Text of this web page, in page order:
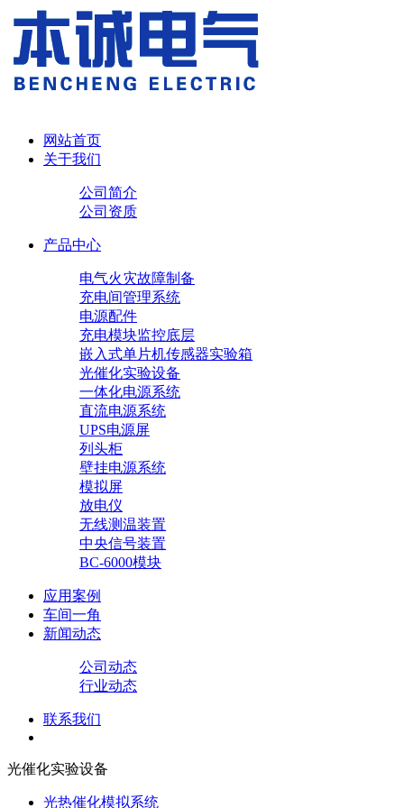
网站首页
关于我们
公司简介
公司资质
产品中心
电气火灾故障制备
充电间管理系统
电源配件
充电模块监控底层
嵌入式单片机传感器实验箱
光催化实验设备
一体化电源系统
直流电源系统
UPS电源屏
列头柜
壁挂电源系统
模拟屏
放电仪
无线测温装置
中央信号装置
BC-6000模块
应用案例
车间一角
新闻动态
公司动态
行业动态
联系我们
光催化实验设备
光热催化模拟系统